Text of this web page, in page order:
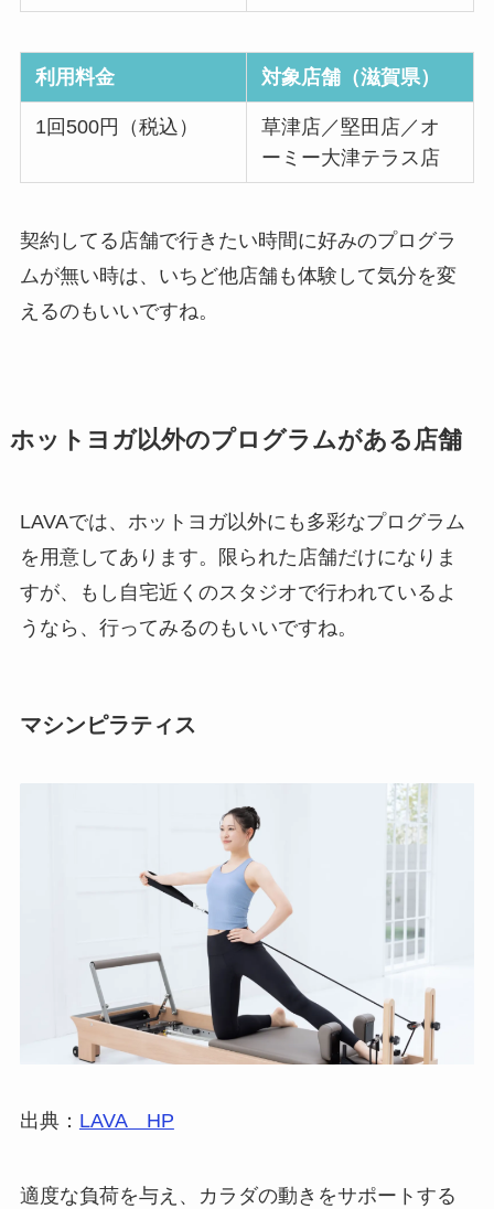
利用料金 対象店舗（滋賀県）
1回500円（税込）
草津店／堅田店／オ
ーミー大津テラス店
契約してる店舗で行きたい時間に好みのプログラ
ムが無い時は、いちど他店舗も体験して気分を変
えるのもいいですね。
ホットヨガ以外のプログラムがある店舗
LAVAでは、ホットヨガ以外にも多彩なプログラム
を用意してあります。限られた店舗だけになりま
すが、もし自宅近くのスタジオで行われているよ
うなら、行ってみるのもいいですね。
マシンピラティス
出典： LAVA HP
適度な負荷を与え、カラダの動きをサポートする